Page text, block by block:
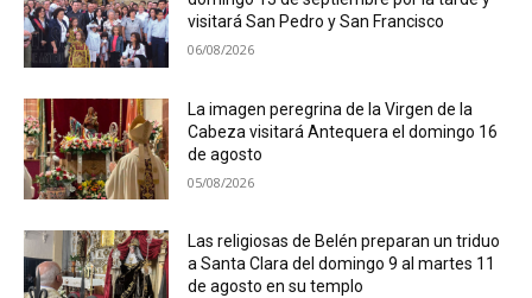
visitará San Pedro y San Francisco
06/08/2026
La imagen peregrina de la Virgen de la
Cabeza visitará Antequera el domingo 16
de agosto
05/08/2026
Las religiosas de Belén preparan un triduo
a Santa Clara del domingo 9 al martes 11
de agosto en su templo